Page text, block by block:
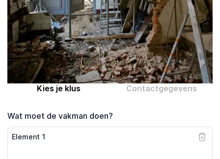
Help
Over MrFix
Log in als vakman
Kies je klus Contactgegevens
Wat moet de vakman doen?
Element 1